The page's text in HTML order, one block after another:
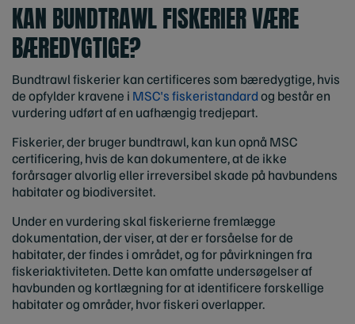
KAN BUNDTRAWL FISKERIER VÆRE
BÆREDYGTIGE?
Bundtrawl fiskerier kan certificeres som bæredygtige, hvis
de opfylder kravene i MSC's fiskeristandardog består en
vurdering udført af en uafhængig tredjepart.
Fiskerier, der bruger bundtrawl, kan kun opnå MSC
certificering, hvis de kan dokumentere, at de ikke
forårsager alvorlig eller irreversibel skade på havbundens
habitater og biodiversitet.
Under en vurdering skal fiskerierne fremlægge
dokumentation, der viser, at der er forsåelse for de
habitater, der findes i området, og for påvirkningen fra
fiskeriaktiviteten. Dette kan omfatte undersøgelser af
havbunden og kortlægning for at identificere forskellige
habitater og områder, hvor fiskeri overlapper.